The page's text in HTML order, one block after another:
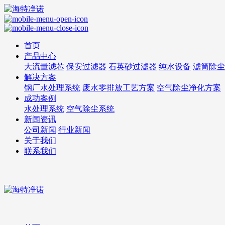
首页
产品中心
大流量滤芯 保安过滤器 石英砂过滤器 纯水设备 滤筒除
解决方案
钢厂水处理系统 废水零排放工艺方案 空气除尘净化方案
成功案例
水处理系统 空气除尘系统
新闻资讯
公司新闻 行业新闻
关于我们
联系我们